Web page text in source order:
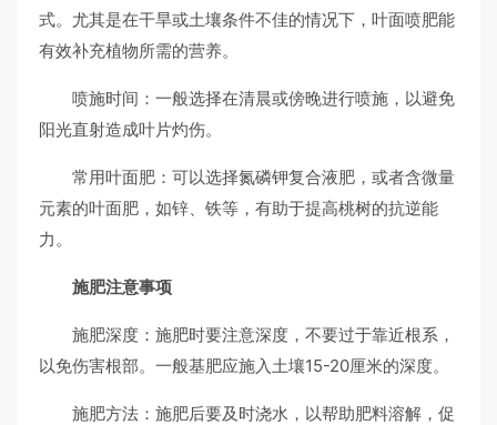
式。尤其是在干旱或土壤条件不佳的情况下，叶面喷肥能
有效补充植物所需的营养。
喷施时间：一般选择在清晨或傍晚进行喷施，以避免
阳光直射造成叶片灼伤。
常用叶面肥：可以选择氮磷钾复合液肥，或者含微量
元素的叶面肥，如锌、铁等，有助于提高桃树的抗逆能
力。
施肥注意事项
施肥深度：施肥时要注意深度，不要过于靠近根系，
以免伤害根部。一般基肥应施入土壤15-20厘米的深度。
施肥方法：施肥后要及时浇水，以帮助肥料溶解，促